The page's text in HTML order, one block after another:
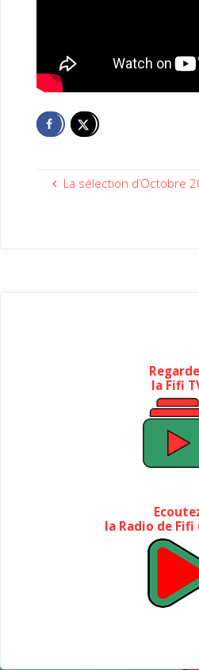
La sélection d’Octobre
la Fifi
la Radio de